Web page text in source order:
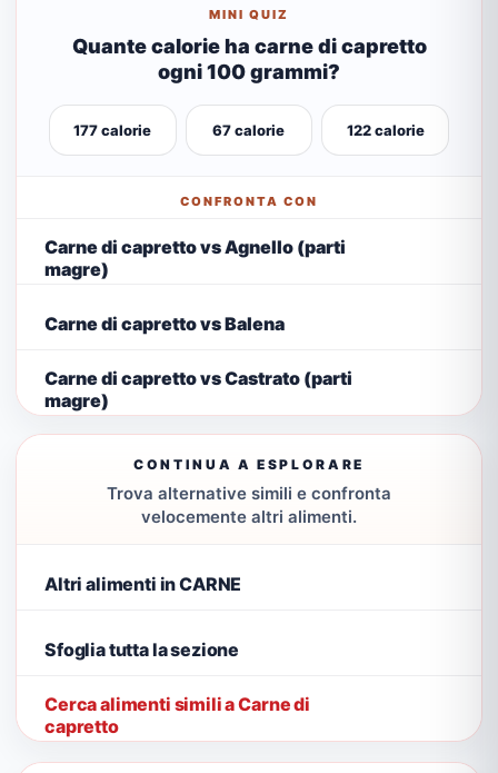
MINI QUIZ
Quante calorie ha carne di capretto
ogni 100 grammi?
177 calorie 67 calorie 122 calorie
CONFRONTA CON
Carne di capretto vs Agnello (parti
magre)
Carne di capretto vs Balena
Carne di capretto vs Castrato (parti
magre)
CONTINUA A ESPLORARE
Trova alternative simili e confronta
velocemente altri alimenti.
Altri alimenti in CARNE
Sfoglia tutta la sezione
Cerca alimenti simili a Carne di
capretto